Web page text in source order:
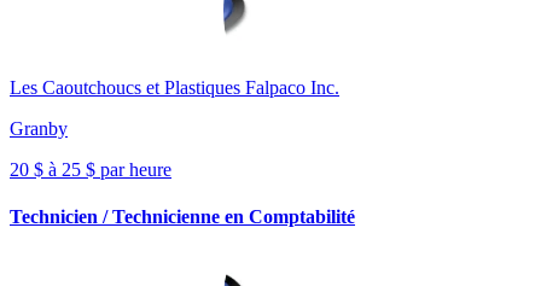
Les Caoutchoucs et Plastiques Falpaco Inc.
Granby
20 $ à 25 $ par heure
Technicien / Technicienne en Comptabilité